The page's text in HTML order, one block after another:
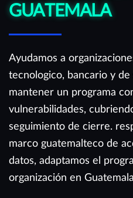
GUATEMALA
Ayudamos a
tecnologico, bancario y
mantener un programa
vulnerabilidades,
seguimiento de cierre.
marco guatemalteco de
datos, adaptamos el
organización en